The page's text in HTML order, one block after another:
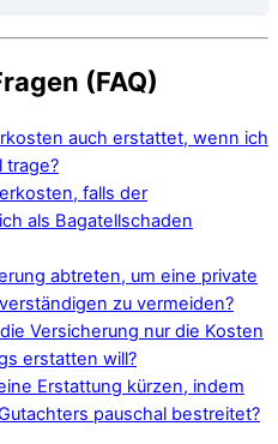
(FAQ)
auch erstattet, wenn ich
trage?
falls der
als Bagatellschaden
abtreten, um eine private
zu vermeiden?
Versicherung nur die Kosten
erstatten will?
Erstattung kürzen, indem
pauschal bestreitet?